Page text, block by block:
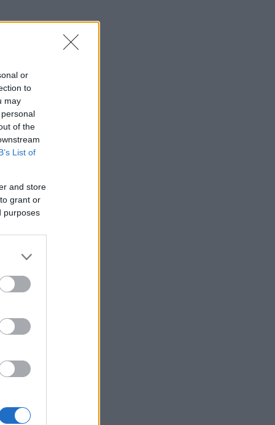
or
to
may
of the
List of
and store
grant or
purposes